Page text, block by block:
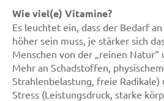
Wie viel(e) Vitamine?
Es leuchtet ein, dass der Bedarf
höher sein muss, je stärker sich
Menschen von der „reinen Natur“
Mehr an Schadstoffen,
Strahlenbelastung, freie Radikale)
Stress (Leistungsdruck, starke